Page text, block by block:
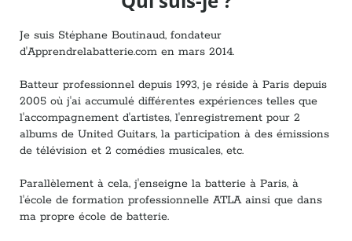
Je suis Stéphane Boutinaud, fondateur
d'Apprendrelabatterie.com en mars 2014.
Batteur professionnel depuis 1993, je réside à Paris depuis
2005 où j'ai accumulé différentes expériences telles que
l'accompagnement d'artistes, l'enregistrement pour 2
albums de United Guitars, la participation à des émissions
de télévision et 2 comédies musicales, etc.
Parallèlement à cela, j'enseigne la batterie à Paris, à
l'école de formation professionnelle ATLA ainsi que dans
ma propre école de batterie.